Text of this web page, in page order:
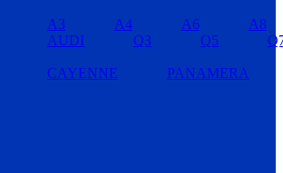
A3 A4 A6
A8
AUDI
Q3 Q5
CAYENNE PANAMERA